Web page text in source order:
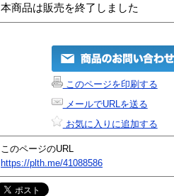
本商品は販売を終了しました
このページを印刷する
メールでURLを送る
お気に入りに追加する
このページのURL
https://plth.me/41088586